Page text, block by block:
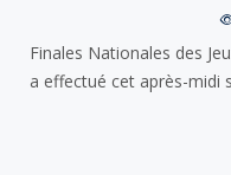
Finales Nationales des
a effectué cet après-midi